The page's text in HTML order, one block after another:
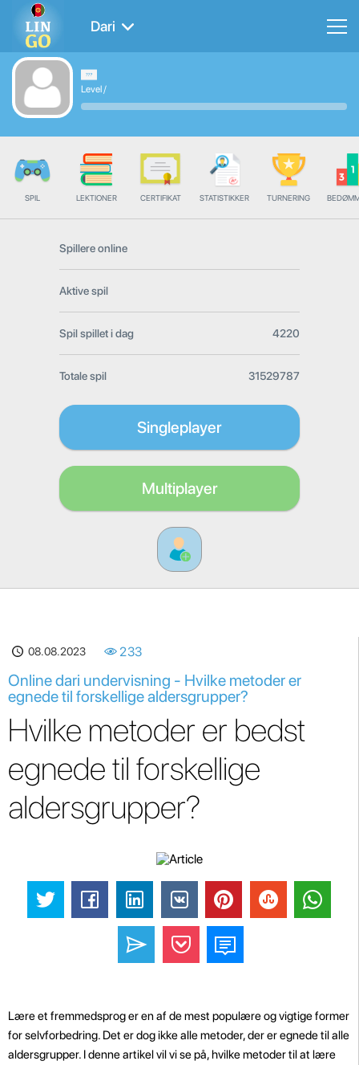
Dari
Level/
SPIL LEKTIONER CERTIFIKAT STATISTIKKER TURNERING
Spillere online
Aktive spil
Spil spillet i dag 4220
Totale spil 31529787
Singleplayer
Multiplayer
08.08.2023 233
Online dari undervisning - Hvilke metoder er
egnede til forskellige aldersgrupper?
Hvilke metoder er bedst
egnede til forskellige
aldersgrupper?
Lære et fremmedsprog er en af de mest populære og vigtige former
for selvforbedring. Det er dog ikke alle metoder, der er egnede til alle
aldersgrupper. I denne artikel vil vi se på, hvilke metoder til at lære